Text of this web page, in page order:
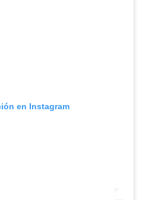
en Instagram